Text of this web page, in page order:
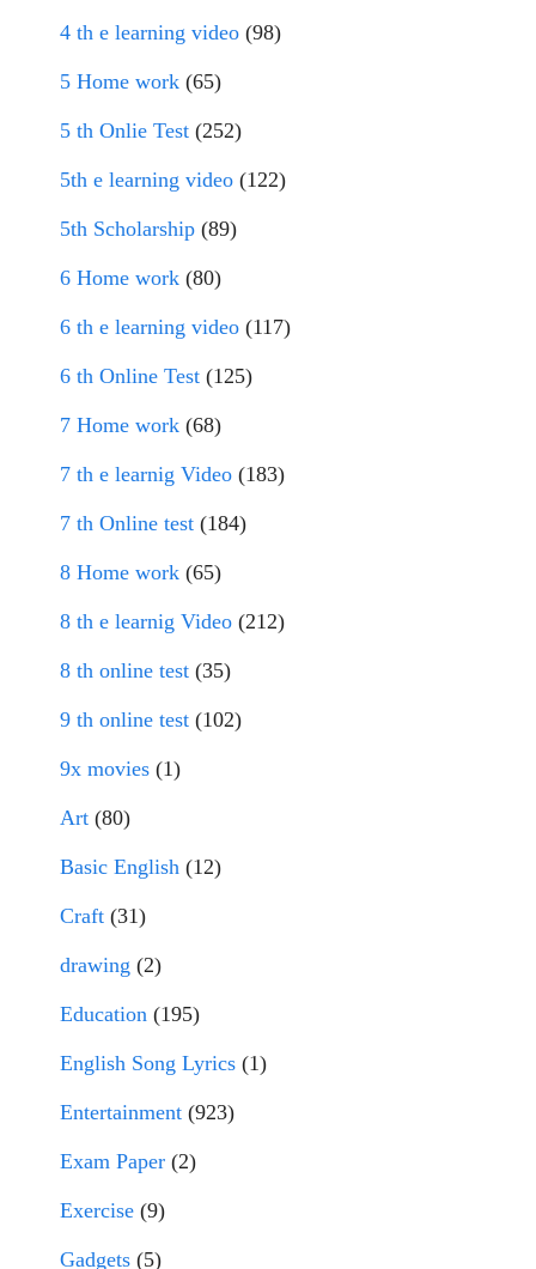
4 th e learning video (98)
5 Home work (65)
5 th Onlie Test (252)
5th e learning video (122)
5th Scholarship (89)
6 Home work (80)
6 th e learning video (117)
6 th Online Test (125)
7 Home work (68)
7 th e learnig Video (183)
7 th Online test (184)
8 Home work (65)
8 th e learnig Video (212)
8 th online test (35)
9 th online test (102)
9x movies (1)
Art (80)
Basic English (12)
Craft (31)
drawing (2)
Education (195)
English Song Lyrics (1)
Entertainment (923)
Exam Paper (2)
Exercise (9)
Gadgets (5)